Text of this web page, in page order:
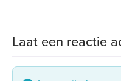
Laat een reactie